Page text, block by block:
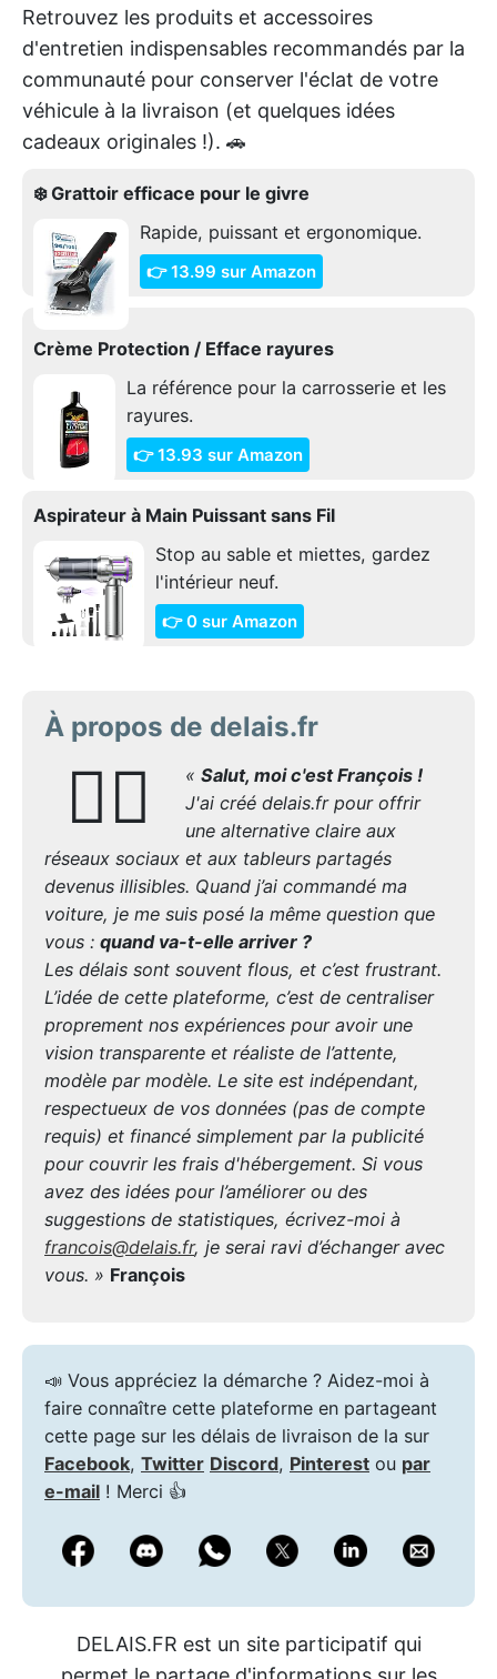
Retrouvez les produits et accessoires
d'entretien indispensables recommandés par la
communauté pour conserver l'éclat de votre
véhicule à la livraison (et quelques idées
cadeaux originales !). 🚗
❄️ Grattoir efficace pour le givre
Rapide, puissant et ergonomique.
👉 13.99 sur Amazon
Crème Protection / Efface rayures
La référence pour la carrosserie et les
rayures.
👉 13.93 sur Amazon
Aspirateur à Main Puissant sans Fil
Stop au sable et miettes, gardez
l'intérieur neuf.
👉 0 sur Amazon
À propos de delais.fr
🙋‍♂️ « Salut, moi c'est François !
J'ai créé delais.fr pour offrir
une alternative claire aux
réseaux sociaux et aux tableurs partagés
devenus illisibles. Quand j’ai commandé ma
voiture, je me suis posé la même question que
vous : quand va-t-elle arriver ?
Les délais sont souvent flous, et c’est frustrant.
L’idée de cette plateforme, c’est de centraliser
proprement nos expériences pour avoir une
vision transparente et réaliste de l’attente,
modèle par modèle. Le site est indépendant,
respectueux de vos données (pas de compte
requis) et financé simplement par la publicité
pour couvrir les frais d'hébergement. Si vous
avez des idées pour l’améliorer ou des
suggestions de statistiques, écrivez-moi à
francois@delais.fr, je serai ravi d’échanger avec
vous. » François
📣 Vous appréciez la démarche ? Aidez-moi à
faire connaître cette plateforme en partageant
cette page sur les délais de livraison de la sur
Facebook, Twitter Discord, Pinterest ou par
e-mail ! Merci 👍
DELAIS.FR est un site participatif qui